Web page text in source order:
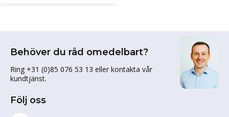
Behöver du råd omedelbart?
Ring +31 (0)85 076 53 13 eller kontakta vår
kundtjänst.
Följ oss